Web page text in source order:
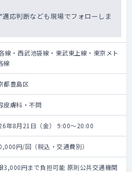
応判断なども現場でフォローしま
線・西武池袋線・東武東上線・東京メト
線
都豊島区
皮膚科・不問
年8月21日（金） 9:00～20:00
円/回（税込・交通費別）
3,000円まで負担可能 原則公共交通機関